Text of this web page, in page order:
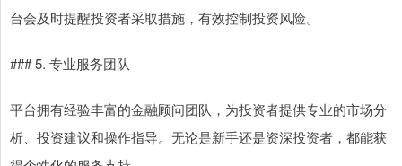
台会及时提醒投资者采取措施，有效控制投资风险。
### 5. 专业服务团队
平台拥有经验丰富的金融顾问团队，为投资者提供专业的市场分
析、投资建议和操作指导。无论是新手还是资深投资者，都能获